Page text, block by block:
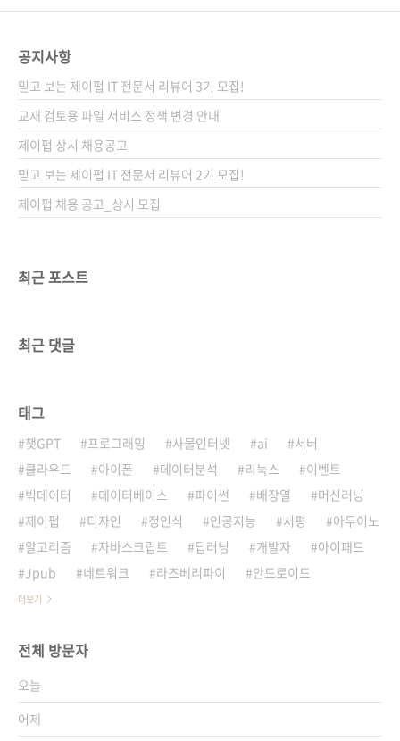
공지사항
믿고 보는 제이펍 IT 전문서 리뷰어 3기 모집!
교재 검토용 파일 서비스 정책 변경 안내
제이펍 상시 채용공고
믿고 보는 제이펍 IT 전문서 리뷰어 2기 모집!
제이펍 채용 공고_상시 모집
최근 포스트
최근 댓글
태그
챗GPT 프로그래밍 사물인터넷 ai
서버
클라우드
아이폰 데이터분석 리눅스
이벤트
빅데이터
데이터베이스 파이썬 배장열
머신러닝
제이펍
디자인 정인식 인공지능 서평
아두이노
알고리즘
자바스크립트 딥러닝 개발자
아이패드
Jpub
네트워크 라즈베리파이 안드로이드
더보기
전체 방문자
오늘
어제